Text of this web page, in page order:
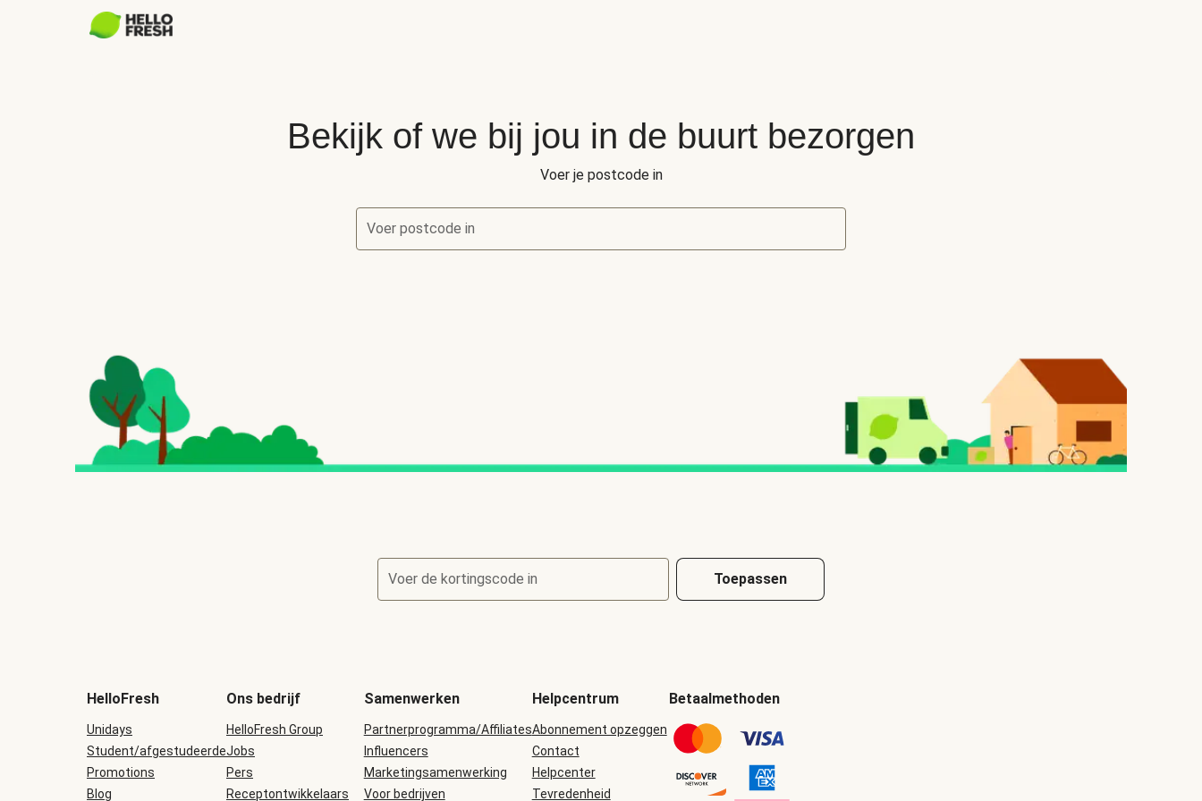
Bekijk of we bij jou in de buurt bezorgen
Voer je postcode in
Voer postcode in
Voer de kortingscode in Toepassen
HelloFresh
Unidays
Student/afgestudeerde
Promotions
Blog
Ons bedrijf
HelloFresh Group
Jobs
Pers
Receptontwikkelaars
Samenwerken
Partnerprogramma/Affiliates
Influencers
Marketingsamenwerking
Voor bedrijven
Helpcentrum
Abonnement opzeggen
Contact
Helpcenter
Tevredenheid
Betaalmethoden